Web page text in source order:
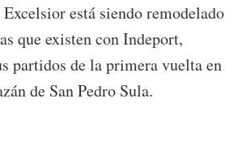
está siendo remodelado
que existen con Indeport,
partidos de la primera vuelta en
de San Pedro Sula.